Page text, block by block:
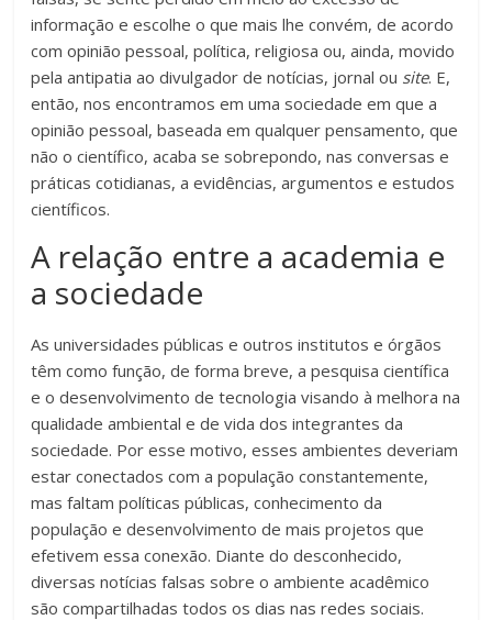
informação e escolhe o que mais lhe convém, de acordo
com opinião pessoal, política, religiosa ou, ainda, movido
pela antipatia ao divulgador de notícias, jornal ou site. E,
então, nos encontramos em uma sociedade em que a
opinião pessoal, baseada em qualquer pensamento, que
não o científico, acaba se sobrepondo, nas conversas e
práticas cotidianas, a evidências, argumentos e estudos
científicos.
A relação entre a academia e
a sociedade
As universidades públicas e outros institutos e órgãos
têm como função, de forma breve, a pesquisa científica
e o desenvolvimento de tecnologia visando à melhora na
qualidade ambiental e de vida dos integrantes da
sociedade. Por esse motivo, esses ambientes deveriam
estar conectados com a população constantemente,
mas faltam políticas públicas, conhecimento da
população e desenvolvimento de mais projetos que
efetivem essa conexão. Diante do desconhecido,
diversas notícias falsas sobre o ambiente acadêmico
são compartilhadas todos os dias nas redes sociais.